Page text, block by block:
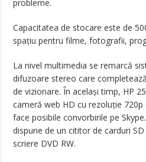
probleme.
Capacitatea de stocare este de
spațiu pentru filme, fotografii,
La nivel multimedia se remarcă
difuzoare stereo care
de vizionare. În același timp, HP
cameră web HD cu rezoluție
face posibile convorbirile pe
dispune de un cititor de carduri
scriere DVD RW.